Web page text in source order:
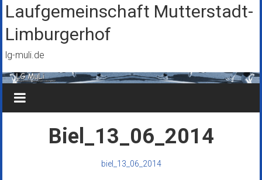
Zum
Inhalt
springen
Laufgemeinschaft Mutterstadt-
Limburgerhof
lg-muli.de
Biel_13_06_2014
biel_13_06_2014